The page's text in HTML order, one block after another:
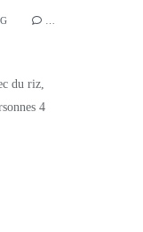
du riz,
4